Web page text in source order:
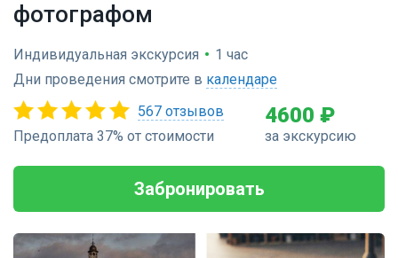
фотографом
Индивидуальная экскурсия • 1 час
Дни проведения смотрите в календаре
567 отзывов
Предоплата 37% от стоимости
4600 ₽
за экскурсию
Забронировать